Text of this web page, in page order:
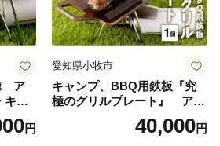
開発が盛んに行われています。ま
を誇る「ほしいも」は無添加のヘ
子供から大人まで皆に愛されるひ
ドです。
湊線＞
線は、大正２年（1913年）に運
るローカル線であり、地域を象徴す
ア
キャ
五徳
円
愛知県小牧市
キャンプ、BBQ用鉄板『究
極のグリルプレート』 アウ
トドア用品 レジャー キャン
プ バーベキュー BBQ 鉄板
40,000円